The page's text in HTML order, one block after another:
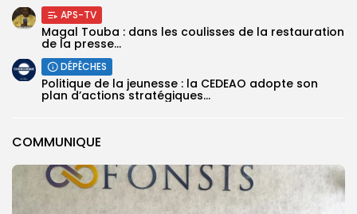
COMMUNIQUE
APS-TV
Magal Touba : dans les coulisses de la restauration
de la presse...
DÉPÊCHES
Politique de la jeunesse : la CEDEAO adopte son
plan d’actions stratégiques...